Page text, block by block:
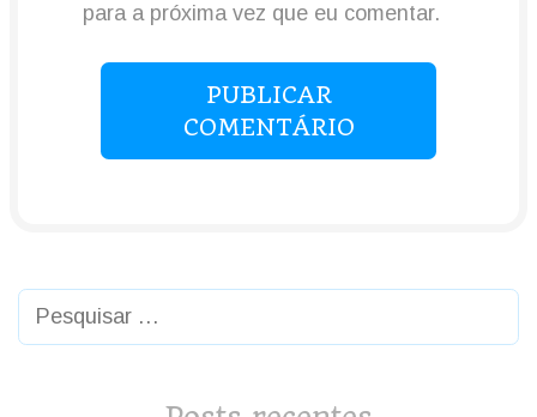
para a próxima vez que eu comentar.
PUBLICAR
COMENTÁRIO